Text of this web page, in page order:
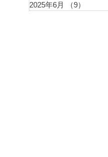
2025年6月
（9）